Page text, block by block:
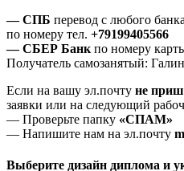
— СПБ перевод с любого банка
по номеру тел. +79199405566
— СБЕР Банк по номеру
Получатель самозанятый:
Если на вашу эл.почту не
заявки или на следующий
— Проверьте папку «СПАМ»
— Напишите нам на эл.почту
Выберите дизайн диплома и